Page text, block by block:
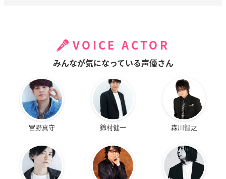
VOICE ACTOR
みんなが気になっている声優さん
宮野真守 鈴村健一 森川智之